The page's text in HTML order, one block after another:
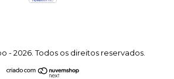
- 2026. Todos os direitos reservados.